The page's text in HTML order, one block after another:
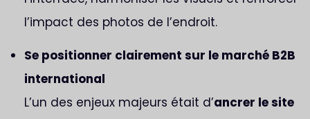
l’impact des photos de l’endroit.
Se positionner clairement sur le marché B2B
international
L’un des enjeux majeurs était d’ancrer le site